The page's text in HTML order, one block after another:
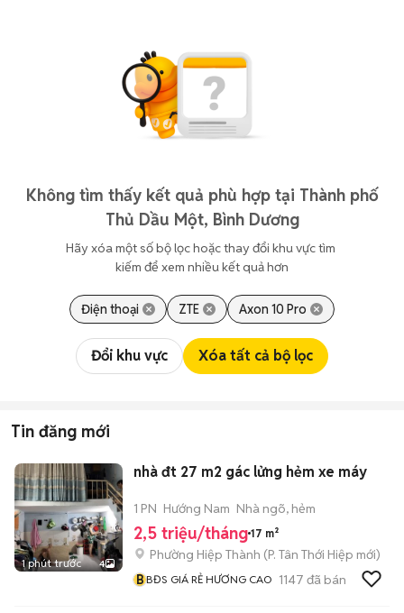
Không tìm thấy kết quả phù hợp tại Thành phố
Thủ Dầu Một, Bình Dương
Hãy xóa một số bộ lọc hoặc thay đổi khu vực tìm
kiếm để xem nhiều kết quả hơn
Điện thoại ZTE Axon 10 Pro
Đổi khu vực Xóa tất cả bộ lọc
Tin đăng mới
1 phút trước 4
nhà đt 27 m2 gác lửng hẻm xe máy
1 PN Hướng Nam Nhà ngõ, hẻm
2,5 triệu/tháng 17 m²
Phường Hiệp Thành (P. Tân Thới Hiệp mới)
BBĐS GIÁ RẺ HƯƠNG CAO 1147 đã bán